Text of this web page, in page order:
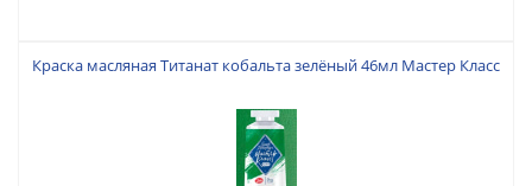
Краска масляная Титанат кобальта зелёный 46мл Мастер Класс